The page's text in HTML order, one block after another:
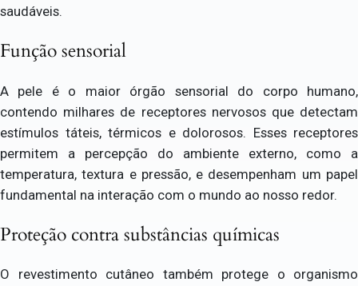
saudáveis.
Função sensorial
A pele é o maior órgão sensorial do corpo humano,
contendo milhares de receptores nervosos que detectam
estímulos táteis, térmicos e dolorosos. Esses receptores
permitem a percepção do ambiente externo, como a
temperatura, textura e pressão, e desempenham um papel
fundamental na interação com o mundo ao nosso redor.
Proteção contra substâncias químicas
O revestimento cutâneo também protege o organismo